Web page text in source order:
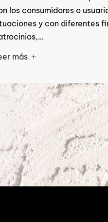
los consumidores o
y con diferentes
más